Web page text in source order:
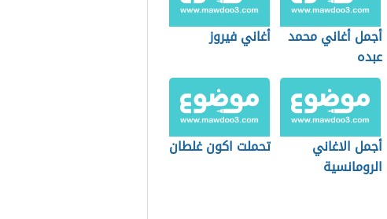
أجمل أغاني محمد
عبده
أغاني فيروز
أجمل الاغاني
الرومانسية
تحملت اكون غلطان